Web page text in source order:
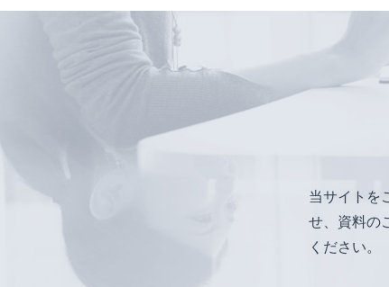
当サイトを
せ、資料の
ください。